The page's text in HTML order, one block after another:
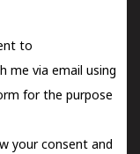
to
me via email using
for the purpose
your consent and